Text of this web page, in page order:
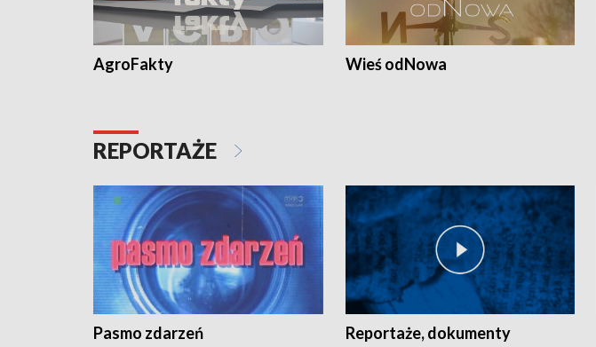
AgroFakty Wieś odNowa
REPORTAŻE
Pasmo zdarzeń Reportaże, dokumenty